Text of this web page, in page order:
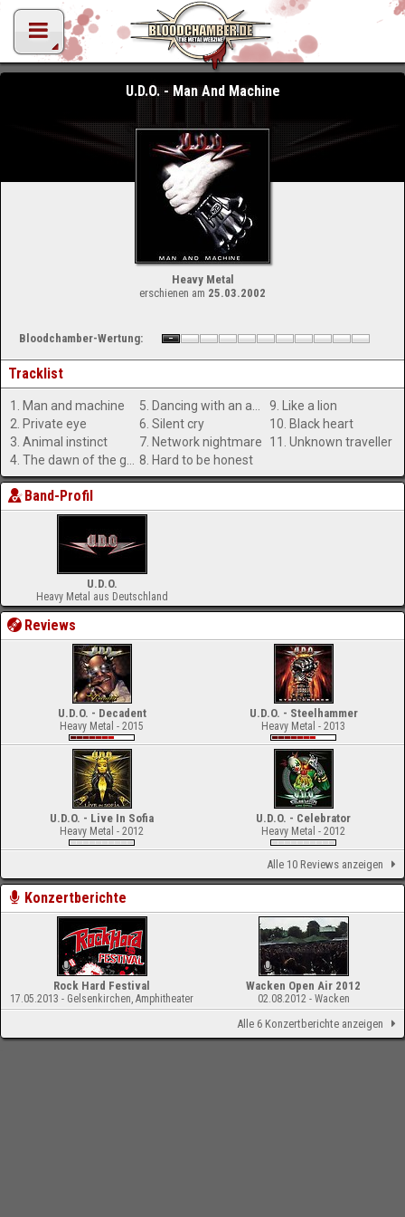
U.D.O. - Man And Machine
Heavy Metal
erschienen am 25.03.2002
Bloodchamber-Wertung:
Tracklist
1. Man and machine
2. Private eye
3. Animal instinct
6. Silent cry
7. Network nightmare
8. Hard to be honest
9. Like a lion
10. Black heart
11. Unknown traveller
Band-Profil
U.D.O.
Heavy Metal aus Deutschland
Reviews
U.D.O. - Decadent
Heavy Metal - 2015
U.D.O. - Steelhammer
Heavy Metal - 2013
U.D.O. - Live In Sofia
Heavy Metal - 2012
U.D.O. - Celebrator
Heavy Metal - 2012
Alle 10 Reviews anzeigen
Konzertberichte
Rock Hard Festival
17.05.2013 - Gelsenkirchen, Amphitheater
Wacken Open Air 2012
02.08.2012 - Wacken
Alle 6 Konzertberichte anzeigen